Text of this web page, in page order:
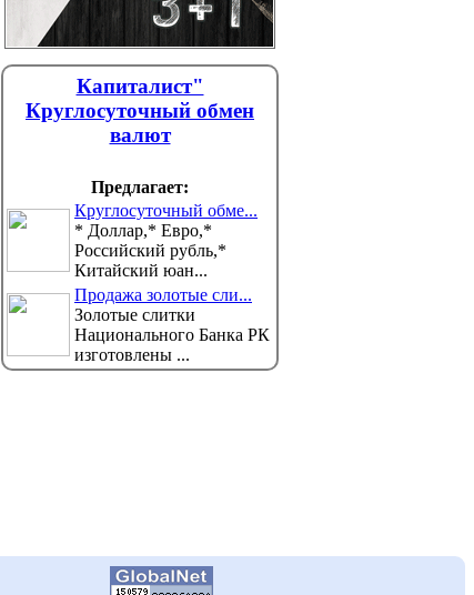
Лето принесло Павлодару
затишье по заболеваемости
корью
Но санврачи ждут новый подъём,
передает корреспондент
...
Капиталист"
Круглосуточный обмен
валют
Предлагает:
Круглосуточный обме...
* Доллар,* Евро,*
Российский рубль,*
Китайский юан...
Продажа золотые сли...
Золотые слитки
Национального Банка РК
изготовлены ...